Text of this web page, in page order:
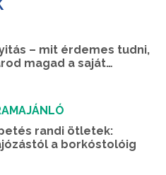
– mit érdemes tudni,
magad a saját
randi ötletek:
a borkóstolóig